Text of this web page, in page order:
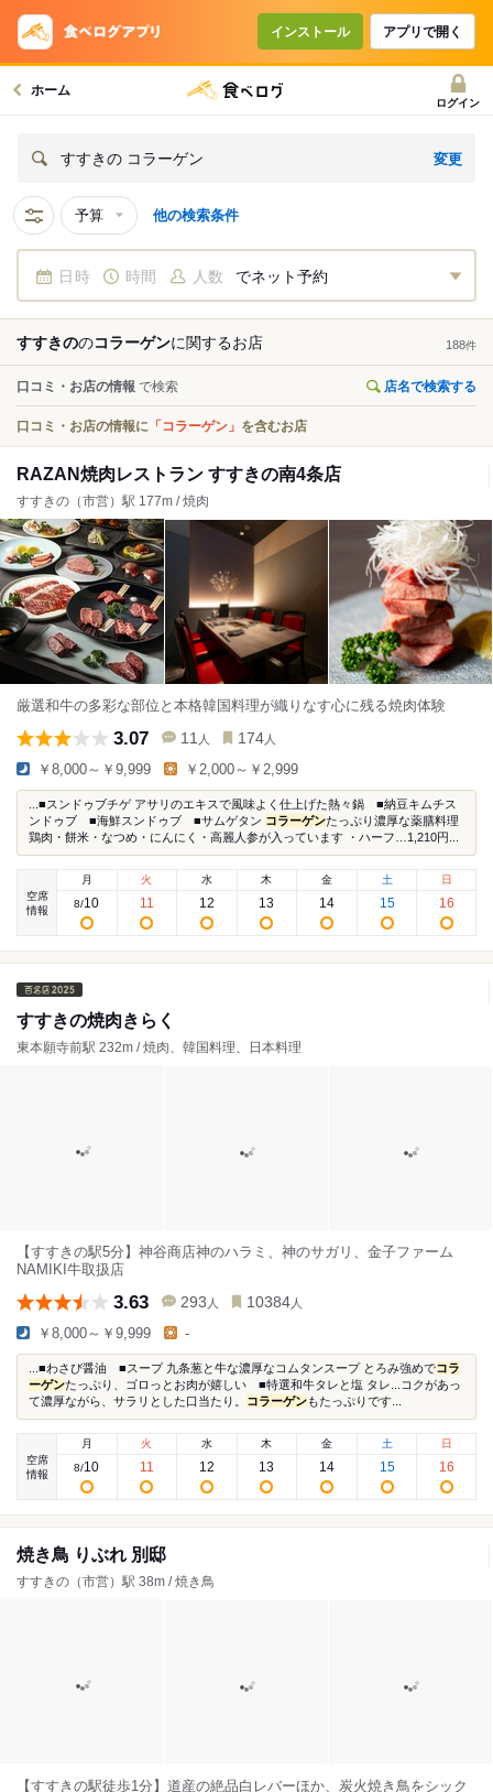
インストール アプリで開く
ホーム
ログイン
すすきの コラーゲン 変更
予算 他の検索条件
日時 時間 人数 でネット予約
すすきののコラーゲンに関するお店 188件
口コミ・お店の情報 で検索 店名で検索する
口コミ・お店の情報に 「コラーゲン」 を含むお店
RAZAN焼肉レストラン すすきの南4条店
すすきの（市営）駅 177m / 焼肉
厳選和牛の多彩な部位と本格韓国料理が織りなす心に残る焼肉体験
3.07 11 人 174 人
￥8,000～￥9,999 ￥2,000～￥2,999
...■スンドゥブチゲ アサリのエキスで風味よく仕上げた熱々鍋 ■納豆キムチス
ンドゥブ ■海鮮スンドゥブ ■サムゲタン コラーゲンたっぷり濃厚な薬膳料理
鶏肉・餅米・なつめ・にんにく・高麗人参が入っています ・ハーフ…1,210円...
空席
情報
月
8/10
火
11
水
12
木
13
金
14
土
15
日
16
すすきの焼肉きらく
東本願寺前駅 232m / 焼肉、韓国料理、日本料理
【すすきの駅5分】神谷商店神のハラミ、神のサガリ、金子ファーム
NAMIKI牛取扱店
3.63 293 人 10384 人
￥8,000～￥9,999 -
...■わさび醤油 ■スープ 九条葱と牛な濃厚なコムタンスープ とろみ強めでコラ
ーゲンたっぷり、ゴロっとお肉が嬉しい ■特選和牛タレと塩 タレ...コクがあっ
て濃厚ながら、サラリとした口当たり。 コラーゲンもたっぷりです...
空席
情報
月
8/10
火
11
水
12
木
13
金
14
土
15
日
16
焼き鳥 りぶれ 別邸
すすきの（市営）駅 38m / 焼き鳥
【すすきの駅徒歩1分】道産の絶品白レバーほか、炭火焼き鳥をシック